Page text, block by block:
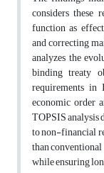
considers these
function as
and correcting
analyzes the
binding treaty
requirements
economic order
TOPSIS analysis
to non-financial
than
while ensuring